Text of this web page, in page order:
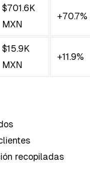
$701.6K
MXN
+70.7%
$15.9K
MXN
+11.9%
recopiladas